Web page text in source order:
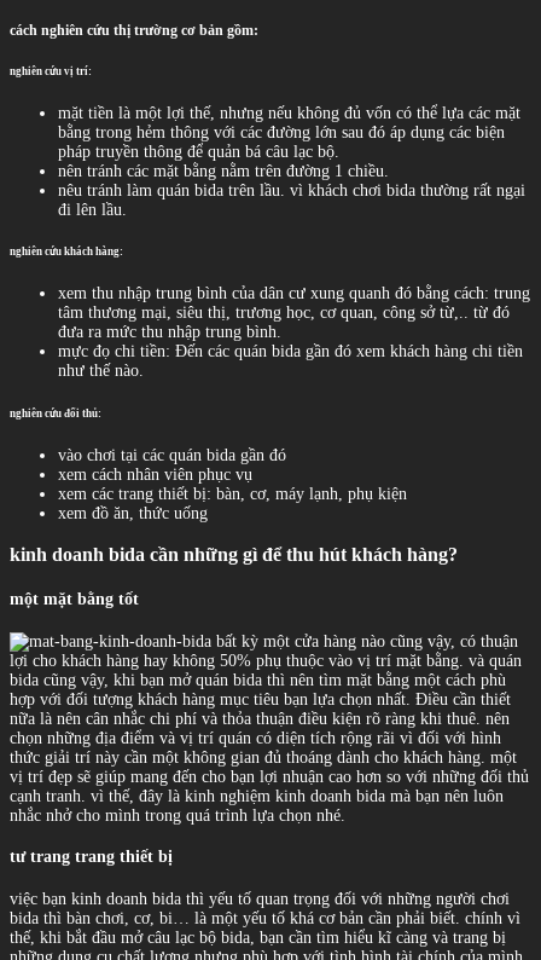
cách nghiên cứu thị trường cơ bản gồm:
nghiên cứu vị trí:
mặt tiền là một lợi thế, nhưng nếu không đủ vốn có thể lựa các mặt
bằng trong hẻm thông với các đường lớn sau đó áp dụng các biện
pháp truyền thông để quản bá câu lạc bộ.
nên tránh các mặt bằng nằm trên đường 1 chiều.
nêu tránh làm quán bida trên lầu. vì khách chơi bida thường rất ngại
đi lên lầu.
nghiên cứu khách hàng:
xem thu nhập trung bình của dân cư xung quanh đó bằng cách: trung
tâm thương mại, siêu thị, trương học, cơ quan, công sở từ,.. từ đó
đưa ra mức thu nhập trung bình.
mực đọ chi tiền: Đến các quán bida gần đó xem khách hàng chi tiền
như thế nào.
nghiên cứu đối thủ:
vào chơi tại các quán bida gần đó
xem cách nhân viên phục vụ
xem các trang thiết bị: bàn, cơ, máy lạnh, phụ kiện
xem đồ ăn, thức uống
kinh doanh bida cần những gì để thu hút khách hàng?
một mặt bằng tốt
bất kỳ một cửa hàng nào cũng vậy, có thuận
lợi cho khách hàng hay không 50% phụ thuộc vào vị trí mặt bằng. và quán
bida cũng vậy, khi bạn mở quán bida thì nên tìm mặt bằng một cách phù
hợp với đối tượng khách hàng mục tiêu bạn lựa chọn nhất. Điều cần thiết
nữa là nên cân nhắc chi phí và thỏa thuận điều kiện rõ ràng khi thuê. nên
chọn những địa điểm và vị trí quán có diện tích rộng rãi vì đối với hình
thức giải trí này cần một không gian đủ thoáng dành cho khách hàng. một
vị trí đẹp sẽ giúp mang đến cho bạn lợi nhuận cao hơn so với những đối thủ
cạnh tranh. vì thế, đây là kinh nghiệm kinh doanh bida mà bạn nên luôn
nhắc nhở cho mình trong quá trình lựa chọn nhé.
tư trang trang thiết bị
việc bạn kinh doanh bida thì yếu tố quan trọng đối với những người chơi
bida thì bàn chơi, cơ, bi… là một yếu tố khá cơ bản cần phải biết. chính vì
thế, khi bắt đầu mở câu lạc bộ bida, bạn cần tìm hiểu kĩ càng và trang bị